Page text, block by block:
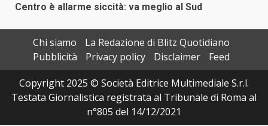
Centro è allarme siccità: va meglio al Sud
Chi siamo
La Redazione di Blitz Quotidiano
Pubblicità
Privacy policy Disclaimer
Feed
Copyright 2025 © Società Editrice Multimediale S.r.l.
Testata Giornalistica registrata al Tribunale di Roma al
n°805 del 14/12/2021